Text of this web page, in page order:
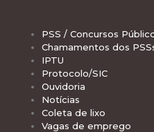
PSS / Concursos
Chamamentos dos
IPTU
Protocolo/SIC
Ouvidoria
Notícias
Coleta de lixo
Vagas de emprego